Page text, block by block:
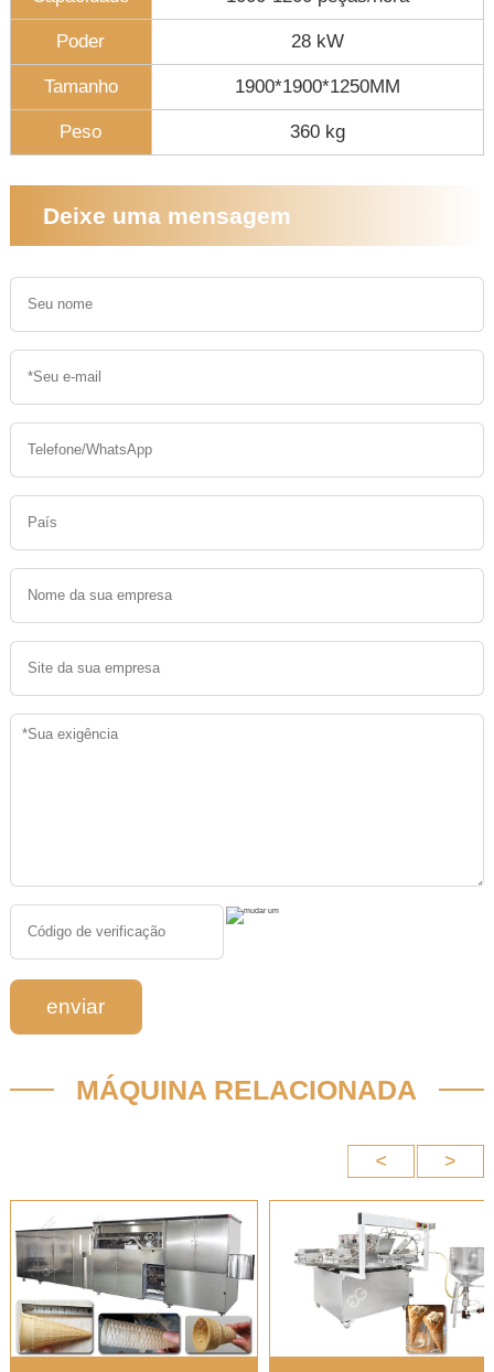
Poder 28 kW
Tamanho 1900*1900*1250MM
Peso 360 kg
Deixe uma mensagem
enviar
MÁQUINA RELACIONADA